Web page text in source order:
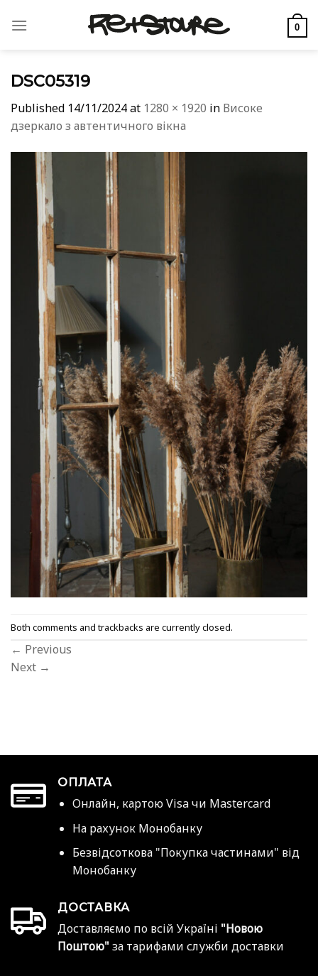
0
DSC05319
Published 14/11/2024at 1280 × 1920 in Високе
дзеркало з автентичного вікна
Both comments and trackbacks are currently closed.
← Previous
Next →
ОПЛАТА
Онлайн, картою Visa чи Mastercard
На рахунок Монобанку
Безвідсоткова "Покупка частинами" від
Монобанку
ДОСТАВКА
Доставляємо по всій Україні "Новою
Поштою" за тарифами служби доставки